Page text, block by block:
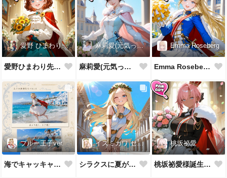
愛野 ひまわり先生
愛野ひまわり先生誕生祝！
麻莉愛(元気っ子)
麻莉愛(元気っ子)様誕生祝！
Emma Roseberg
Emma Roseberg様誕生祝！
ブルー王子ver.
海でキャッキャウフフするやつ第1弾
イズミカワ セリヌンver.
シラクスに夏がやってきたぜ！
桃坂祕愛
桃坂祕愛様誕生祝！